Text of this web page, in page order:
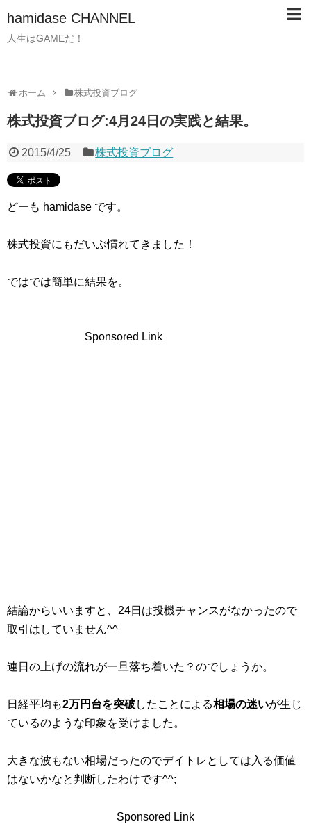
hamidase CHANNEL
人生はGAMEだ！
ホーム 株式投資ブログ
株式投資ブログ:4月24日の実践と結果。
2015/4/25 株式投資ブログ
どーも hamidase です。
株式投資にもだいぶ慣れてきました！
ではでは簡単に結果を。
Sponsored Link
結論からいいますと、24日は投機チャンスがなかったので
取引はしていません^^
連日の上げの流れが一旦落ち着いた？のでしょうか。
日経平均も2万円台を突破したことによる相場の迷いが生じ
ているのような印象を受けました。
大きな波もない相場だったのでデイトレとしては入る価値
はないかなと判断したわけです^^;
Sponsored Link